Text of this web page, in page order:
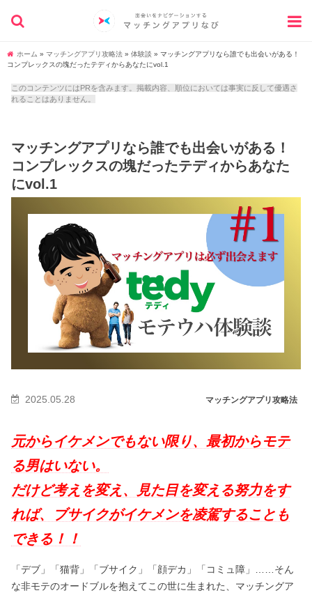
ホーム » マッチングアプリ攻略法 » 体験談 » マッチングアプリなら誰でも出会いがある！
コンプレックスの塊だったテディからあなたにvol.1
このコンテンツにはPRを含みます。掲載内容、順位においては事実に反して優遇さ
れることはありません。
マッチングアプリなら誰でも出会いがある！
コンプレックスの塊だったテディからあなた
にvol.1
マッチングアプリ攻略法
2025.05.28
元からイケメンでもない限り、最初からモテ
る男はいない。
だけど考えを変え、見た目を変える努力をす
れば、ブサイクがイケメンを凌駕することも
できる！！
「デブ」「猫背」「ブサイク」「顔デカ」「コミュ障」……そん
な非モテのオードブルを抱えてこの世に生まれた、マッチングア